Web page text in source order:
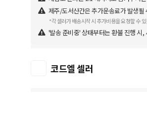
제주/도서산간은 추가운송료가 발생될
*각 셀러가 배송시작 시 추가비용을 요청할 수
'발송 준비중' 상태부터는 환불 진행 시
코드엘 셀러